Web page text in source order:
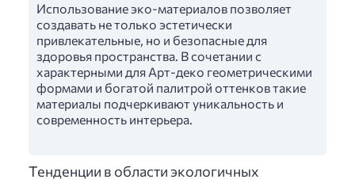
Использование эко-материалов позволяет
создавать не только эстетически
привлекательные, но и безопасные для
здоровья пространства. В сочетании с
характерными для Арт-деко геометрическими
формами и богатой палитрой оттенков такие
материалы подчеркивают уникальность и
современность интерьера.
Тенденции в области экологичных